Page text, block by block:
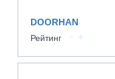
DOORHAN
Рейтинг